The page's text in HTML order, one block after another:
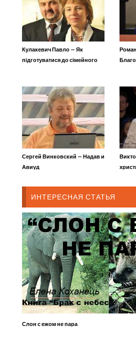
Кулакевич Павло — Як
підготуватися до сімейного
Сергей Винковский — Надав и
Авиуд
ИНТЕРЕСНАЯ СТАТЬЯ
Слон с ежом не пара